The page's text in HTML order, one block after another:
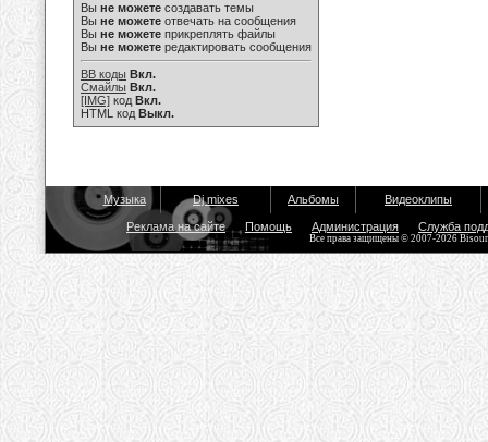
Вы не можете создавать темы
Вы не можете отвечать на сообщения
Вы не можете прикреплять файлы
Вы не можете редактировать сообщения
BB коды Вкл.
Смайлы Вкл.
[IMG] код Вкл.
HTML код Выкл.
Музыка Dj mixes Альбомы Видеоклипы
Реклама на сайте Помощь Администрация Служба
Все права защищены © 2007-2026